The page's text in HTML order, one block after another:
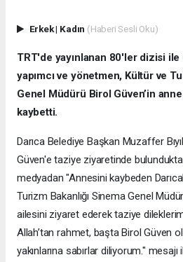
Erkek| Kadın (Haberi Sesli Oku)
TRT'de yayınlanan 80'ler dizisi ile
yapımcı ve yönetmen, Kültür ve
Genel Müdürü Birol Güven’in
kaybetti.
Darıca Belediye Başkan Muzaffer
Güven'e taziye ziyaretinde
medyadan "Annesini kaybeden
Turizm Bakanlığı Sinema Genel
ailesini ziyaret ederek taziye
Allah’tan rahmet, başta Birol Güven
yakınlarına sabırlar diliyorum." mesajı